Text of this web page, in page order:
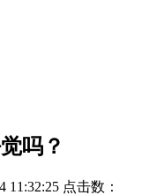
吗？
11:32:25 点击数：